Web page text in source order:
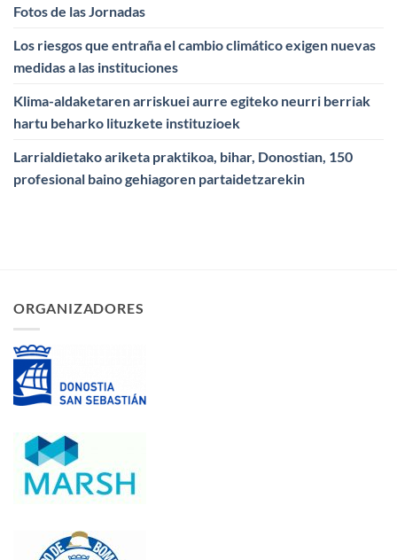
Fotos de las Jornadas
Los riesgos que entraña el cambio climático exigen nuevas
medidas a las instituciones
Klima-aldaketaren arriskuei aurre egiteko neurri berriak
hartu beharko lituzkete instituzioek
Larrialdietako ariketa praktikoa, bihar, Donostian, 150
profesional baino gehiagoren partaidetzarekin
ORGANIZADORES